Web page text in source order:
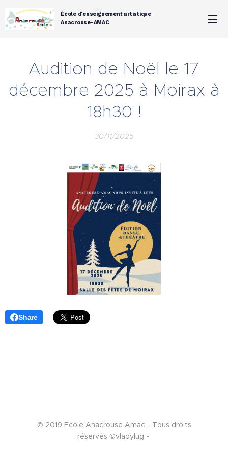
École d'enseignement artistique
Anacrouse-AMAC
Audition de Noël le 17
décembre 2025 à Moirax à
18h30 !
30/11/2025
Share
© 2019 Ecole Anacrouse Amac - Tous droits
réservés ©vladylug -